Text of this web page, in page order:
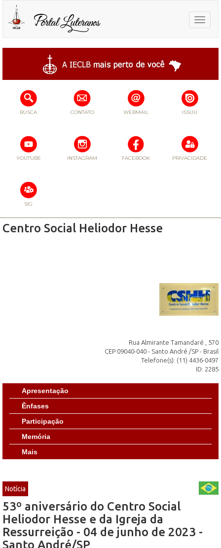
Toggle
BUSCA CONTATO WEBMAIL ISSUU
YOUTUBE INSTAGRAM FACEBOOK PRIVACIDADE
SIG
Centro Social Heliodor Hesse
Rua Almirante Tamandaré , 570
CEP 09040-040 - Santo André /SP - Brasil
Telefone(s): (11) 4436-0497
ID: 2285
Apresentação
Ênfases
Participação
Memória
Mais
Notícia
53º aniversário do Centro Social
Heliodor Hesse e da Igreja da
Ressurreição - 04 de junho de 2023 -
Santo André/SP